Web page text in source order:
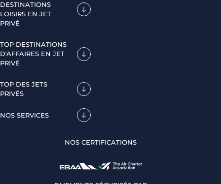
DESTINATIONS
LOISIRS EN JET
PRIVÉ
TOP DESTINATIONS
D'AFFAIRES EN JET
PRIVÉ
TOP DES JETS
PRIVÉS
NOS SERVICES
NOS CERTIFICATIONS